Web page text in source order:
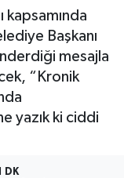
kapsamında
Başkanı
mesajla
“Kronik
yazık ki ciddi
DK